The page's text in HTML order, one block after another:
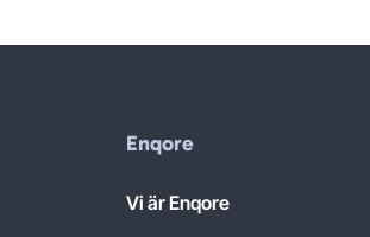
Enqore
Vi är Enqore